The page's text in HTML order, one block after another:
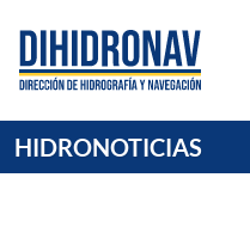
HIDRONOTICIAS